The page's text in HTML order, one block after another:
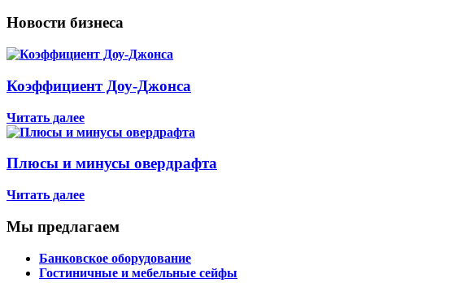
Новости бизнеса
Коэффициент Доу-Джонса
Читать далее
Плюсы и минусы овердрафта
Читать далее
Мы предлагаем
Банковское оборудование
Гостиничные и мебельные сейфы